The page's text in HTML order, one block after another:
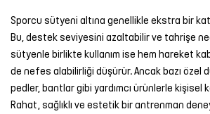
Sporcu sütyeni altına genellikle ekstra bir
Bu, destek seviyesini azaltabilir ve tahrişe
sütyenle birlikte kullanım ise hem hareket
de nefes alabilirliği düşürür. Ancak bazı özel
pedler, bantlar gibi yardımcı ürünlerle kişisel
Rahat, sağlıklı ve estetik bir antrenman